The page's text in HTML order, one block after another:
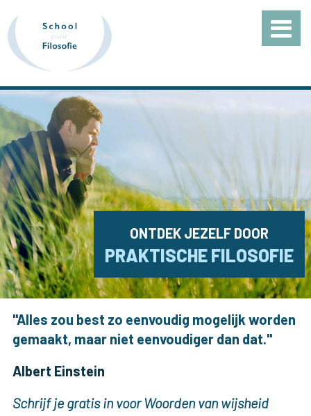
ONTDEK JEZELF DOOR
PRAKTISCHE FILOSOFIE
"Alles zou best zo eenvoudig mogelijk worden
gemaakt, maar niet eenvoudiger dan dat."
Albert Einstein
Schrijf je gratis in voor Woorden van wijsheid